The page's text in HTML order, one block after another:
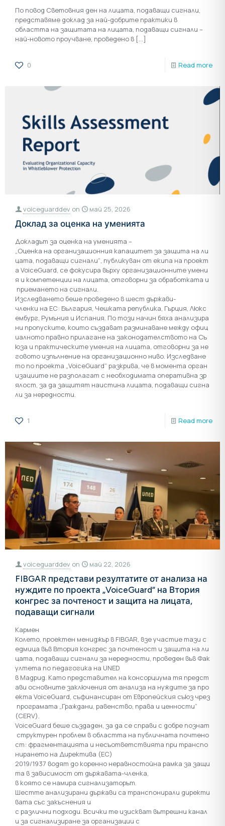
По повод Световния ден на лицата, подаващи сигнали,
представяме доклад за най-добрите практики в
областта на защитата на лицата, подаващи сигнали –
най-новото проучване, проведено в […]
0 Read more
voiceguarddev on май 25, 2026
Доклад за оценка на уменията
Докладът за оценка на уменията –
„Оценка на организационния капацитет за защита на ли
цата, подаващи сигнали“, публикуван от екипа на проект
а VoiceGuard, се фокусира върху организационните умени
я и компетенции на лицата, отговорни за обработката и
приемането на сигнали.
Изследването беше проведено в шест държави-
членки на ЕС: България, Чешката република, Гърция, Люкс
ембург, Румъния и Испания. По този начин бяха анализира
ни пропуските, които създават разминаване между офиц
иалното правно прилагане на законодателството на Съ
юза и практическите умения на лицата, отговорни за не
говото изпълнение на организационно ниво. Изследване
то по проекта „VoiceGuard“ разкрива, че в момента орган
изациите не разполагат с необходимата оперативна зр
ялост, за да защитят наистина лицата, подаващи сигна
ли за нередности.
1 Read more
voiceguarddev on май 22, 2026
FIBGAR представи резултатите от анализа на
нуждите по проекта „VoiceGuard“ на Втория
конгрес за почтеност и защита на лицата,
подаващи сигнали
Кармен
Колето, проектен мениджър в FIBGAR, взе участие тази с
едмица във Втория конгрес за почтеност и защита на ли
цата, подаващи сигнали за нередности, проведен във Фак
ултета по педагогика на UNED
в Мадрид. Като представител на консорциума тя предст
ави основните заключения от анализа на нуждите за про
екта VoiceGuard, съфинансиран от Европейския съюз чрез
програмата „Граждани, равенство, права и ценности“
(CERV).
VoiceGuard беше създаден, за да се справи с добре познат
структурен проблем в областта на публичната почтено
ст: фрагментацията и несъответствията при транспо
нирането на Директива (ЕС)
2019/1937 водят до коренно неравностойна рамка за защи
та в зависимост от държавата-членка,
в която се намира сигнализаторът.
Шестте анализирани държави са транспонирали директи
вата със закъснения и
с различни подходи. Всички те изискват вътрешни канал
и за сигнализиране за организации с